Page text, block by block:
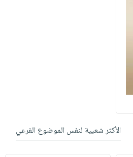
الأكثر شعبية لنفس الموضوع الفرعي